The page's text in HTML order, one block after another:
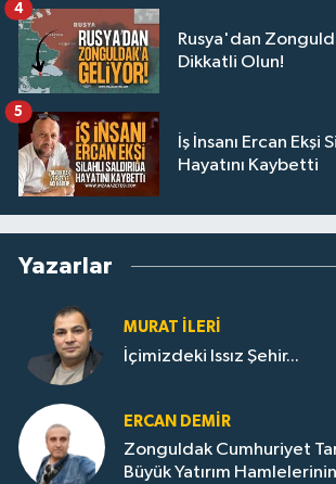
Rusya'dan
Dikkatli Olun!
4
İş İnsanı Ercan Ekşi
Hayatını Kaybetti
5
Yazarlar
MURAT İLERI
İçimizdeki Issız Şehir...
ERCAN DEMIR
Zonguldak Cumhuriyet
Büyük Yatırım Hamlelerinin